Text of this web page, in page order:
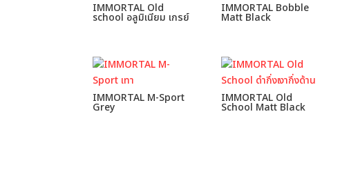
IMMORTAL Old
school อลูมิเนียม เกรย์
IMMORTAL Bobble
Matt Black
IMMORTAL M-Sport
Grey
IMMORTAL Old
School Matt Black